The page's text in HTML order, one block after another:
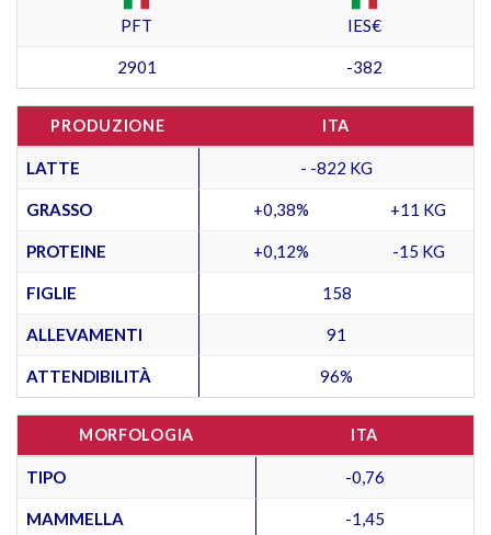
PFT IES€
2901 -382
PRODUZIONE ITA
LATTE - -822 KG
GRASSO +0,38% +11 KG
PROTEINE +0,12% -15 KG
FIGLIE 158
ALLEVAMENTI 91
ATTENDIBILITÀ 96%
MORFOLOGIA ITA
TIPO -0,76
MAMMELLA -1,45